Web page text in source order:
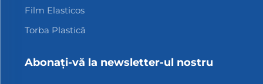
Film Elasticos
Torba Plastică
Abonați-vă la newsletter-ul nostru